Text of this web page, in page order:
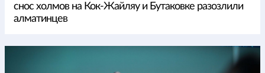
снос холмов на Кок-Жайляу и Бутаковке разозлили
алматинцев